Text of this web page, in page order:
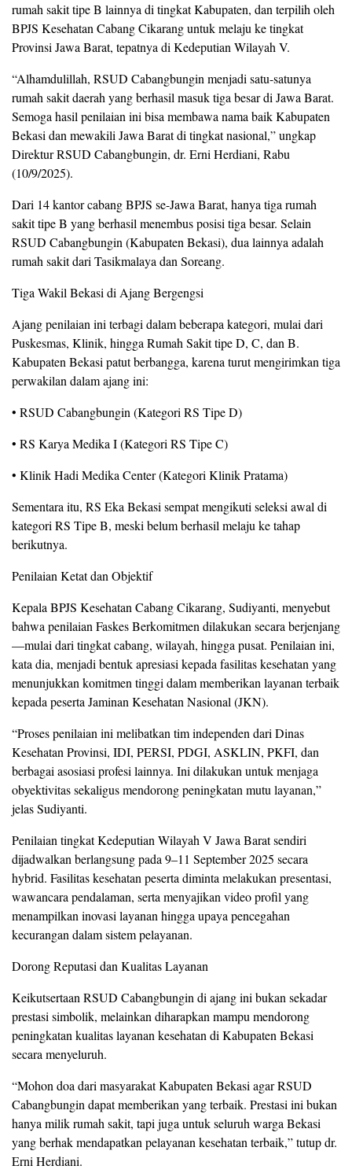
rumah sakit tipe B lainnya di tingkat Kabupaten, dan terpilih oleh
BPJS Kesehatan Cabang Cikarang untuk melaju ke tingkat
Provinsi Jawa Barat, tepatnya di Kedeputian Wilayah V.
“Alhamdulillah, RSUD Cabangbungin menjadi satu-satunya
rumah sakit daerah yang berhasil masuk tiga besar di Jawa Barat.
Semoga hasil penilaian ini bisa membawa nama baik Kabupaten
Bekasi dan mewakili Jawa Barat di tingkat nasional,” ungkap
Direktur RSUD Cabangbungin, dr. Erni Herdiani, Rabu
(10/9/2025).
Dari 14 kantor cabang BPJS se-Jawa Barat, hanya tiga rumah
sakit tipe B yang berhasil menembus posisi tiga besar. Selain
RSUD Cabangbungin (Kabupaten Bekasi), dua lainnya adalah
rumah sakit dari Tasikmalaya dan Soreang.
Tiga Wakil Bekasi di Ajang Bergengsi
Ajang penilaian ini terbagi dalam beberapa kategori, mulai dari
Puskesmas, Klinik, hingga Rumah Sakit tipe D, C, dan B.
Kabupaten Bekasi patut berbangga, karena turut mengirimkan tiga
perwakilan dalam ajang ini:
• RSUD Cabangbungin (Kategori RS Tipe D)
• RS Karya Medika I (Kategori RS Tipe C)
• Klinik Hadi Medika Center (Kategori Klinik Pratama)
Sementara itu, RS Eka Bekasi sempat mengikuti seleksi awal di
kategori RS Tipe B, meski belum berhasil melaju ke tahap
berikutnya.
Penilaian Ketat dan Objektif
Kepala BPJS Kesehatan Cabang Cikarang, Sudiyanti, menyebut
bahwa penilaian Faskes Berkomitmen dilakukan secara berjenjang
—mulai dari tingkat cabang, wilayah, hingga pusat. Penilaian ini,
kata dia, menjadi bentuk apresiasi kepada fasilitas kesehatan yang
menunjukkan komitmen tinggi dalam memberikan layanan terbaik
kepada peserta Jaminan Kesehatan Nasional (JKN).
“Proses penilaian ini melibatkan tim independen dari Dinas
Kesehatan Provinsi, IDI, PERSI, PDGI, ASKLIN, PKFI, dan
berbagai asosiasi profesi lainnya. Ini dilakukan untuk menjaga
obyektivitas sekaligus mendorong peningkatan mutu layanan,”
jelas Sudiyanti.
Penilaian tingkat Kedeputian Wilayah V Jawa Barat sendiri
dijadwalkan berlangsung pada 9–11 September 2025 secara
hybrid. Fasilitas kesehatan peserta diminta melakukan presentasi,
wawancara pendalaman, serta menyajikan video profil yang
menampilkan inovasi layanan hingga upaya pencegahan
kecurangan dalam sistem pelayanan.
Dorong Reputasi dan Kualitas Layanan
Keikutsertaan RSUD Cabangbungin di ajang ini bukan sekadar
prestasi simbolik, melainkan diharapkan mampu mendorong
peningkatan kualitas layanan kesehatan di Kabupaten Bekasi
secara menyeluruh.
“Mohon doa dari masyarakat Kabupaten Bekasi agar RSUD
Cabangbungin dapat memberikan yang terbaik. Prestasi ini bukan
hanya milik rumah sakit, tapi juga untuk seluruh warga Bekasi
yang berhak mendapatkan pelayanan kesehatan terbaik,” tutup dr.
Erni Herdiani.